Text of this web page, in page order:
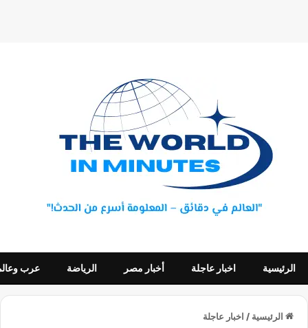
الرئيسية اخبار عاجلة أخبار مصر الرياضة عرب
الرئيسية / اخبار عاجلة